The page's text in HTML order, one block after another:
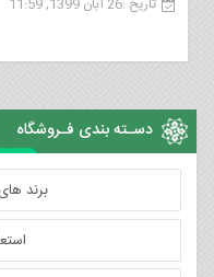
دسـته بندی فـروشگاه
برند